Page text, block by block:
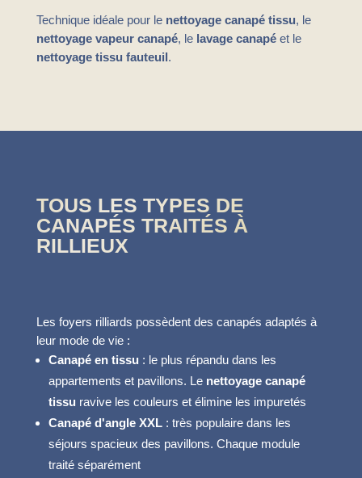
Technique idéale pour le nettoyage canapé tissu, le
nettoyage vapeur canapé, le lavage canapéet le
nettoyage tissu fauteuil.
TOUS LES TYPES DE
CANAPÉS TRAITÉS À
RILLIEUX
Les foyers rilliards possèdent des canapés adaptés à
leur mode de vie :
Canapé en tissu : le plus répandu dans les
appartements et pavillons. Le nettoyage canapé
tissu ravive les couleurs et élimine les impuretés
Canapé d'angle XXL: très populaire dans les
séjours spacieux des pavillons. Chaque module
traité séparément